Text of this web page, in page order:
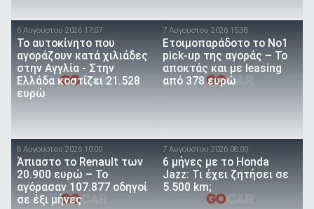
6 Αυγούστου 2026 17:07
To αυτοκίνητο που
αγοράζουν κατά χιλιάδες
στην Αγγλία - Στην
Ελλάδα κοστίζει 21.528
ευρώ
7 Αυγούστου 2026 15:38
Ετοιμοπαράδοτο το Νο1
pick-up της αγοράς – Το
αποκτάς και με leasing
από 378 ευρώ
8 Αυγούστου 2026 10:00
Άπιαστο το Renault των
20.900 ευρώ – Το
αγόρασαν 107.877 οδηγοί
σε έξι μήνες
7 Αυγούστου 2026 08:00
6 μήνες με το Honda
Jazz: Τι έχει ζητήσει σε
5.500 km;